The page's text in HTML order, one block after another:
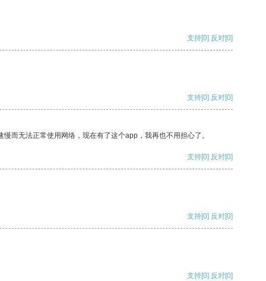
支持[0] 反对[0]
支持[0] 反对[0]
而无法正常使用网络，现在有了这个app，我再也不用担心了。
支持[0] 反对[0]
支持[0] 反对[0]
支持[0] 反对[0]